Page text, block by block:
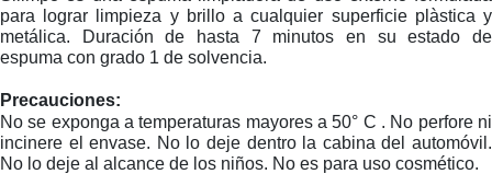
para lograr limpieza y brillo a cualquier superficie plàstica y
metálica. Duración de hasta 7 minutos en su estado de
espuma con grado 1 de solvencia.
Precauciones:
No se exponga a temperaturas mayores a 50° C . No perfore ni
incinere el envase. No lo deje dentro la cabina del automóvil.
No lo deje al alcance de los niños. No es para uso cosmético.